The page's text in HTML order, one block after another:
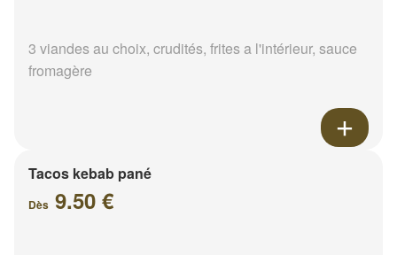
3 viandes au choix, crudités, frites a l'intérieur, sauce
fromagère
Tacos kebab pané
Dès 9.50 €